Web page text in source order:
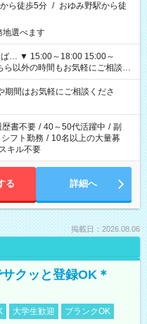
ら徒歩5分 / おゆみ野駅から徒
選べます
間はお気軽にご相談くださ
歴書不要 / 40～50代活躍中 / 副
シフト勤務 / 10名以上の大量募
キル不要
る 詳細へ
掲載日：2026.08.06
クッと登録OK＊
大学生歓迎
ブランクOK